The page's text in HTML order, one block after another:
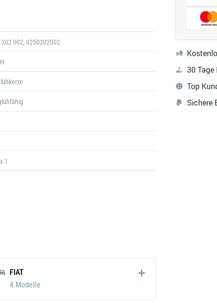
Galerie
öffnen
30
Top
Sichere
202 002, 0250202002
1
FIAT
4 Modelle